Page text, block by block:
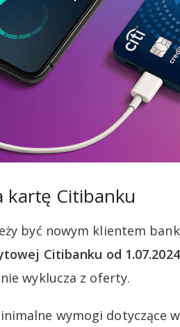
kartę Citibanku
być nowym klientem
Citibanku od 1.07.2024
wyklucza z oferty.
wymogi dotyczące